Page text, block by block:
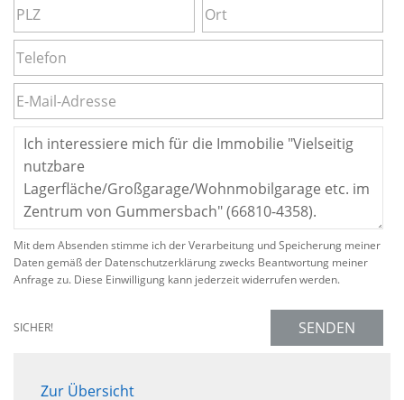
Mit dem Absenden stimme ich der Verarbeitung und Speicherung meiner
Daten gemäß der Datenschutzerklärung zwecks Beantwortung meiner
Anfrage zu. Diese Einwilligung kann jederzeit widerrufen werden.
SICHER! SENDEN
Zur Übersicht